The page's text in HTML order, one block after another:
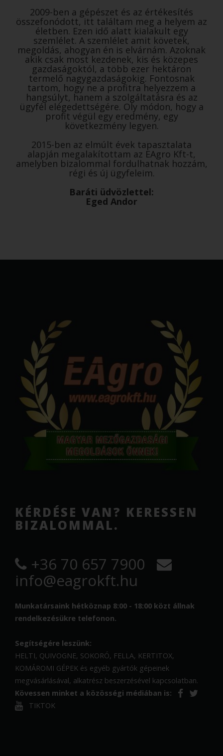
2009-ben a gépészet és az értékesítés
összefonódott, itt találtam meg a helyem az
életben. Ezen idő alatt kialakult egy
szemlélet. A szemlélet amit követek,
megoldás, ahogyan én is elvárnám. Azoknak
akik csak most kezdenek, kis és közepes
gazdaságoktól, a több ezer hektáron
termelő nagygazdaságokig. Fontosnak
tartom, hogy ne a profitra helyezzem a
hangsúlyt, hanem a szolgáltatásra és az
ügyfél elégedettségére. Oly módon, hogy a
profit végül egy eredmény, egy
következmény legyen.
2015-ben az elmúlt évek tapasztalata
alapján megalakítottam az EAgro Kft-t,
amelyben bizalommal fordulhatnak hozzám,
régi és új ügyfeleim.
Baráti üdvözlettel:
Eged Andor
KÉRDÉSE VAN? KERESSEN
BIZALOMMAL.
+36 70 657 7900
info@eagrokft.hu
Munkatársaink hétköznap 8:00 - 18:00 közt állnak
rendelkezésükre telefonon.
Segítségére leszünk:
HELTI, QUIVOGNE, SOKORÓ, FELLA, KERTITOX,
KOMÁROMI GÉPEK és egyéb gyártók gépeinek
megvásárlásával, alkatrész beszerzésével kapcsolatban.
Kövessen minket a közösségi médiában is:
TIKTOK